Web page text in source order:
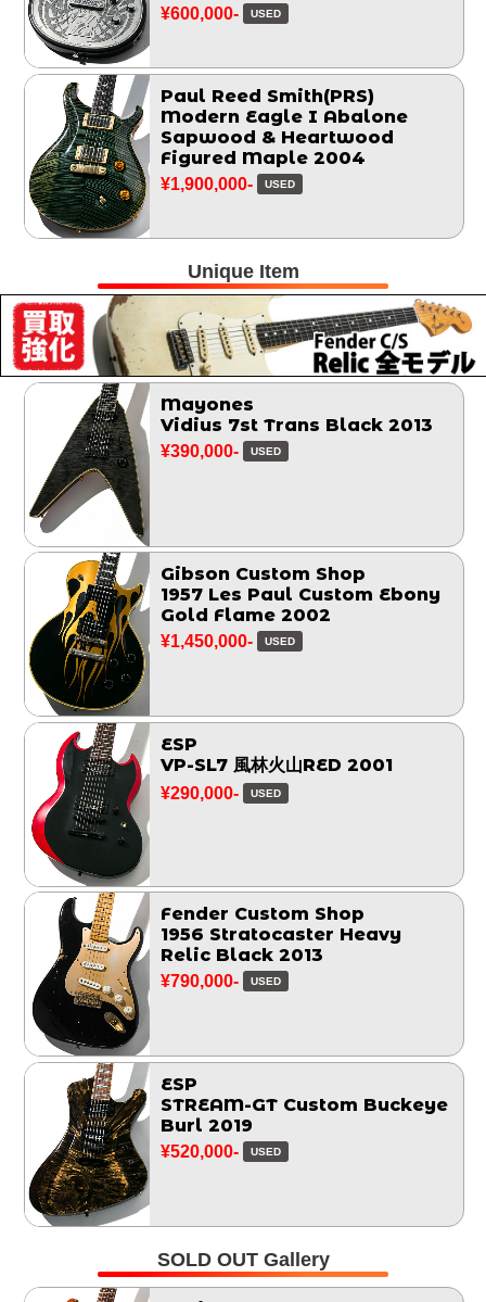
¥600,000- USED
Paul Reed Smith(PRS)
Modern Eagle I Abalone
Sapwood & Heartwood
Figured Maple 2004
¥1,900,000- USED
Unique Item
Mayones
Vidius 7st Trans Black 2013
¥390,000- USED
Gibson Custom Shop
1957 Les Paul Custom Ebony
Gold Flame 2002
¥1,450,000- USED
ESP
VP-SL7 風林火山RED 2001
¥290,000- USED
Fender Custom Shop
1956 Stratocaster Heavy
Relic Black 2013
¥790,000- USED
ESP
STREAM-GT Custom Buckeye
Burl 2019
¥520,000- USED
SOLD OUT Gallery